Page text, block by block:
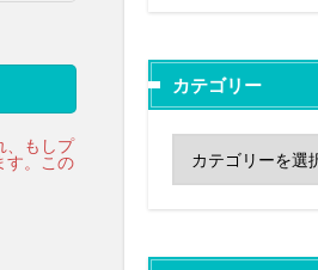
カテゴリー